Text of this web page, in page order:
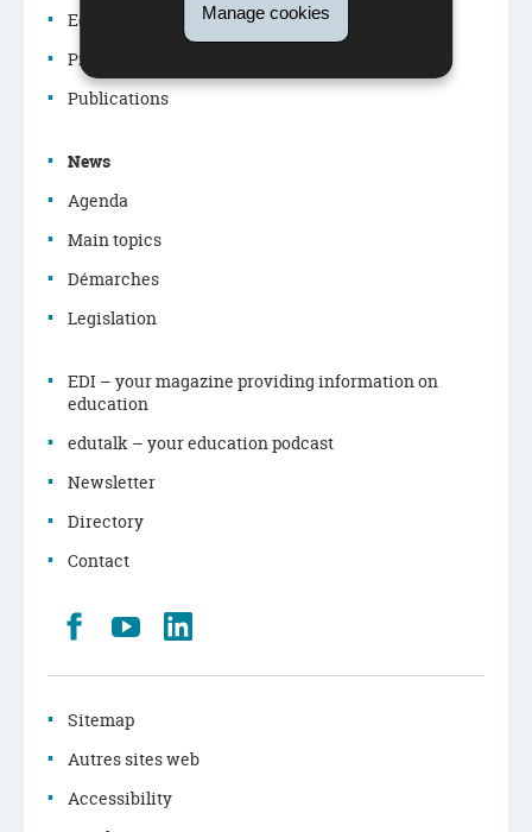
Manage cookies
Navigation
menu
Education policy
Professions in the education system
Publications
News
Agenda
Main topics
Démarches
Legislation
EDI – your magazine providing information on
education
edutalk – your education podcast
Newsletter
Directory
Contact
Retrouvez
nous
Youtube
Sitemap
Autres sites web
Accessibility